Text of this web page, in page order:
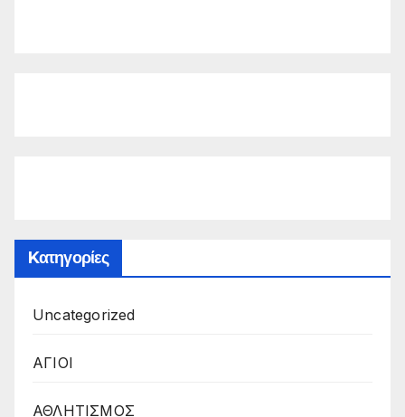
Kατηγορίες
Uncategorized
ΑΓΙΟΙ
ΑΘΛΗΤΙΣΜΟΣ